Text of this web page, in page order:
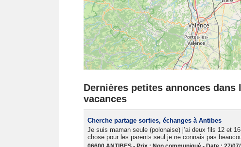
Dernières petites annonces
vacances
Cherche partage sorties, échanges à Antibes
Je suis maman seule (polonaise) j’ai deux fils 12 et
chose pour les parents seul je ne connais pas